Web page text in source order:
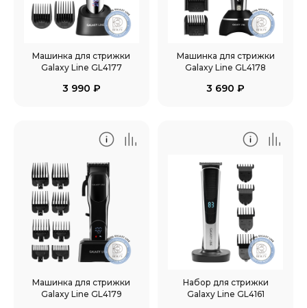
Машинка для стрижки
Galaxy Line GL4177
3 990 ₽
Машинка для стрижки
Galaxy Line GL4178
3 690₽
Машинка для стрижки
Galaxy Line GL4179
Набор для стрижки
Galaxy Line GL4161